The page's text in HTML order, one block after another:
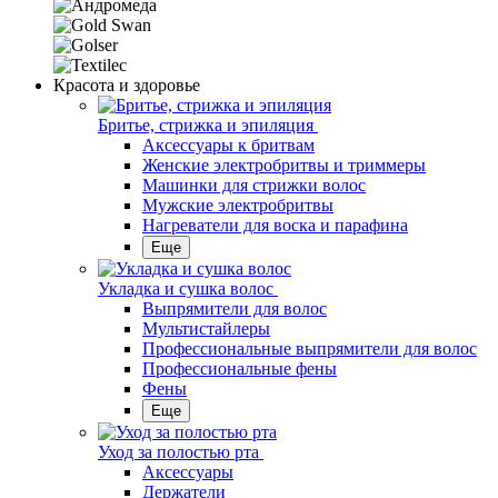
Красота и здоровье
Бритье, стрижка и эпиляция
Аксессуары к бритвам
Женские электробритвы и триммеры
Машинки для стрижки волос
Мужские электробритвы
Нагреватели для воска и парафина
Еще
Укладка и сушка волос
Выпрямители для волос
Мультистайлеры
Профессиональные выпрямители для волос
Профессиональные фены
Фены
Еще
Уход за полостью рта
Аксессуары
Держатели